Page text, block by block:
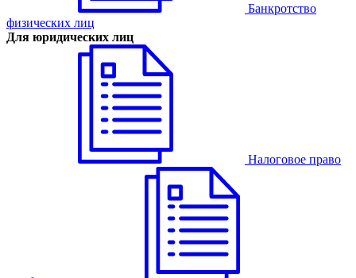
Банкротство
физических лиц
Для юридических лиц
Налоговое право